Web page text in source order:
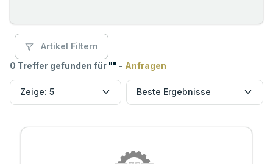
Artikel Filtern
0 Treffer gefunden für "" - Anfragen